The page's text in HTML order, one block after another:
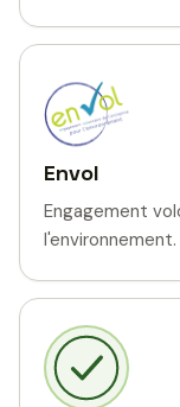
Envol
Engagement
l'environnement.